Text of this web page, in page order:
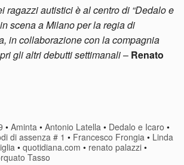
ragazzi autistici è al centro di “Dedalo e
scena a Milano per la regia di
in collaborazione con la compagnia
gli altri debutti settimanali– Renato
•Aminta •Antonio Latella • Dedalo e Icaro •
di assenza # 1 • Francesco Frongia • Linda
• quotidiana.com • renato palazzi •
Tasso